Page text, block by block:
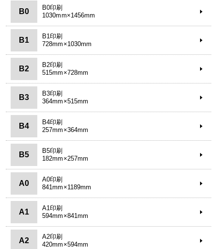
B0
B0印刷
1030mm×1456mm
B1
B1印刷
728mm×1030mm
B2
B2印刷
515mm×728mm
B3
B3印刷
364mm×515mm
B4
B4印刷
257mm×364mm
B5
B5印刷
182mm×257mm
A0
A0印刷
841mm×1189mm
A1
A1印刷
594mm×841mm
A2
A2印刷
420mm×594mm